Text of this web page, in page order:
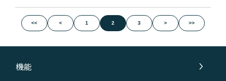
<< < 1 2 3 > >>
機能